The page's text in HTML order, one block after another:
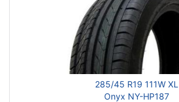
285/45 R19 111W XL
Onyx NY-HP187